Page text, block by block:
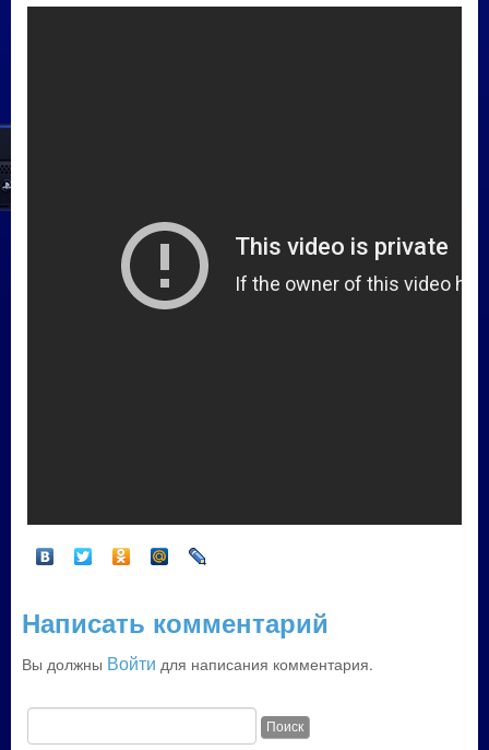
Написать комментарий
Вы должны Войти для написания комментария.